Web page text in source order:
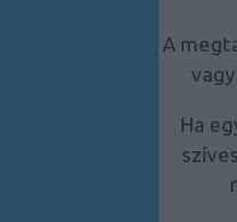
A
Ha